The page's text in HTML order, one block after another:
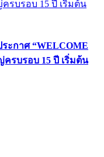
ะกาศ “WELCOME
ครบรอบ 15 ปี เริ่มต้น